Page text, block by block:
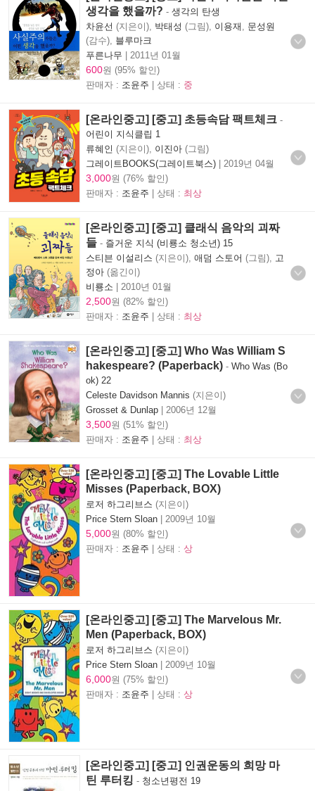
생각을 했을까? - 생각의 탄생
차윤선 (지은이), 박태성 (그림), 이용재
문성원
(감수), 블루마크
푸른나무 | 2011년 01월
600원 (95% 할인)
판매자 : 조윤주 | 상태 : 중
[온라인중고] [중고] 초등속담 팩트체크 -
어린이 지식클립 1
류혜인 (지은이), 이진아 (그림)
그레이트BOOKS(그레이트북스) | 2019년 04월
3,000원 (76% 할인)
판매자 : 조윤주 | 상태 : 최상
[온라인중고] [중고] 클래식 음악의 괴짜
들 - 즐거운 지식 (비룡소 청소년) 15
스티븐 이설리스 (지은이), 애덤 스토어 (그림),
고
정아 (옮긴이)
비룡소 | 2010년 01월
2,500원 (82% 할인)
판매자 : 조윤주 | 상태 : 최상
[온라인중고] [중고] Who Was William S
hakespeare? (Paperback) - Who Was (Bo
ok) 22
Celeste Davidson Mannis (지은이)
Grosset & Dunlap | 2006년 12월
3,500원 (51% 할인)
판매자 : 조윤주 | 상태 : 최상
[온라인중고] [중고] The Lovable Little
Misses (Paperback, BOX)
로저 하그리브스 (지은이)
Price Stern Sloan | 2009년 10월
5,000원 (80% 할인)
판매자 : 조윤주 | 상태 : 상
[온라인중고] [중고] The Marvelous Mr.
Men (Paperback, BOX)
로저 하그리브스 (지은이)
Price Stern Sloan | 2009년 10월
6,000원 (75% 할인)
판매자 : 조윤주 | 상태 : 상
[온라인중고] [중고] 인권운동의 희망 마
틴 루터킹 - 청소년평전 19